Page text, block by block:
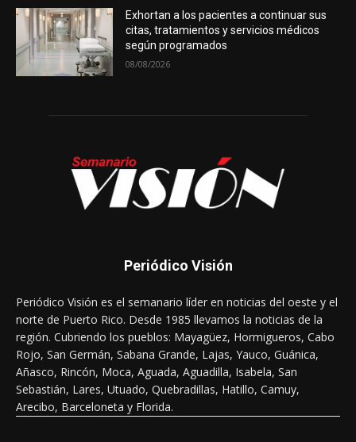
Exhortan a los pacientes a continuar sus
citas, tratamientos y servicios médicos
según programados
08/08/2026
Periódico Visión
Periódico Visión es el semanario líder en noticias del oeste y el
norte de Puerto Rico. Desde 1985 llevamos la noticias de la
región. Cubriendo los pueblos: Mayagüez, Hormigueros, Cabo
Rojo, San Germán, Sabana Grande, Lajas, Yauco, Guánica,
Añasco, Rincón, Moca, Aguada, Aguadilla, Isabela, San
Sebastián, Lares, Utuado, Quebradillas, Hatillo, Camuy,
Arecibo, Barceloneta y Florida.